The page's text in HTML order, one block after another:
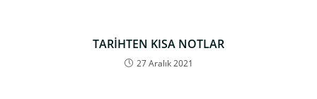
TARİHTEN KISA NOTLAR
27 Aralık 2021